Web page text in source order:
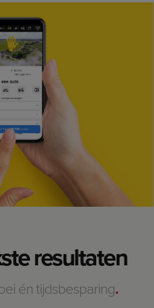
resultaten
én tijdsbesparing.